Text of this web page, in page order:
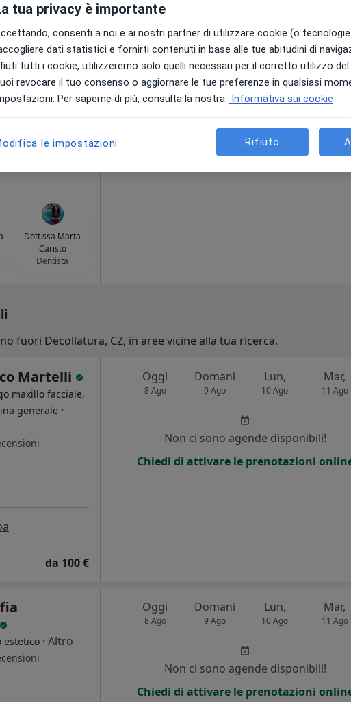
Gitalia
Proctologo
recensioni
gratuita
Dott.ssa Marta
Caristo
Dentista
8 Ago 9 Ago 10 Ago 11 Ago
Non ci sono agende disponibili!
Mostra profilo
fuori Decollatura, CZ, in aree vicine alla tua ricerca.
Martelli
maxillo facciale,
generale ·
da 100 €
Oggi
8 Ago
Domani
9 Ago
Lun,
10 Ago
Mar,
11 Ago
Non ci sono agende disponibili!
Chiedi di attivare le prenotazioni
estetico · Altro
Oggi
8 Ago
Domani
9 Ago
Lun,
10 Ago
Mar,
11 Ago
Non ci sono agende disponibili!
Chiedi di attivare le prenotazioni
tua privacy è importante
consenti a noi e ai nostri partner di utilizzare cookie (o
dati statistici e fornirti contenuti in base alle tue abitudini di
tutti i cookie, utilizzeremo solo quelli necessari per il corretto utilizzo
revocare il tuo consenso o aggiornare le tue preferenze in qualsiasi
Per saperne di più, consulta la nostra Informativa sui cookie
le impostazioni Rifiuto